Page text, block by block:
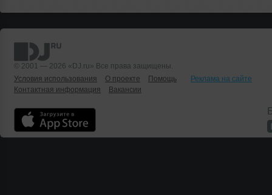
© 2001 — 2026 «DJ.ru» Все права защищены.
Условия использования
О проекте Помощь
Реклама на сайте
Контактная информация
Вакансии